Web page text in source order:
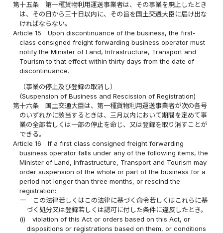
第十五条
第一種貨物利用運送事業者は、その事業を廃止したとき
は、その日から三十日以内に、その旨を国土交通大臣に届け出な
ければならない。
Article 15
Upon discontinuance of the business, the first-
class consigned freight forwarding business operator must
notify the Minister of Land, Infrastructure, Transport and
Tourism to that effect within thirty days from the date of
discontinuance.
（事業の停止及び登録の取消し）
(Suspension of Business and Rescission of Registration)
第十六条
国土交通大臣は、第一種貨物利用運送事業者が次の各号
のいずれかに該当するときは、三月以内において期間を定めて事
業の全部若しくは一部の停止を命じ、又は登録を取り消すことが
できる。
Article 16
If a first class consigned freight forwarding
business operator falls under any of the following items, the
Minister of Land, Infrastructure, Transport and Tourism may
order suspension of the whole or part of the business for a
period not longer than three months, or rescind the
registration:
一
この法律若しくはこの法律に基づく命令若しくはこれらに基
づく処分又は登録若しくは認可に付した条件に違反したとき。
(i)
violation of this Act or orders based on this Act, or
dispositions or registrations based on them, or conditions